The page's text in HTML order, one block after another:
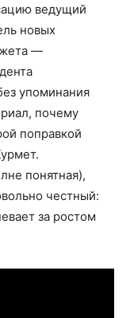
ведущий
новых
—
упоминания
почему
поправкой
понятная),
честный:
за ростом